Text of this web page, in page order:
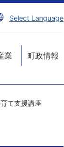
Select Language
業 町政情報
て支援講座